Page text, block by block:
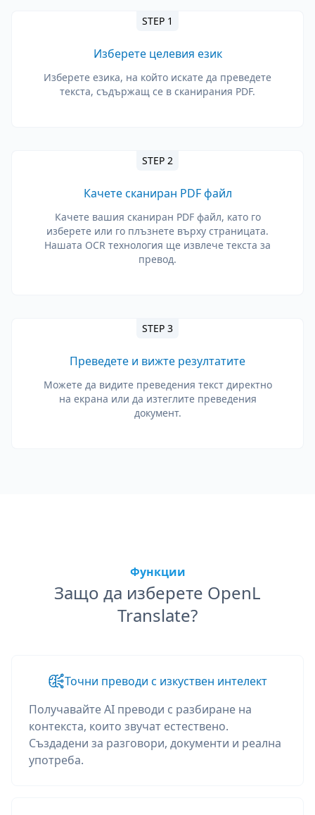
STEP 1
Изберете целевия език
Изберете езика, на който искате да преведете
текста, съдържащ се в сканирания PDF.
STEP 2
Качете сканиран PDF файл
Качете вашия сканиран PDF файл, като го
изберете или го плъзнете върху страницата.
Нашата OCR технология ще извлече текста за
превод.
STEP 3
Преведете и вижте резултатите
Можете да видите преведения текст директно
на екрана или да изтеглите преведения
документ.
Функции
Защо да изберете OpenL
Translate?
Точни преводи с изкуствен интелект
Получавайте AI преводи с разбиране на
контекста, които звучат естествено.
Създадени за разговори, документи и реална
употреба.